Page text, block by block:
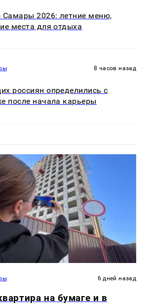
Самары 2026: летние меню,
места для отдыха
8 часов назад
россиян определились с
после начала карьеры
6 дней назад
на бумаге и в